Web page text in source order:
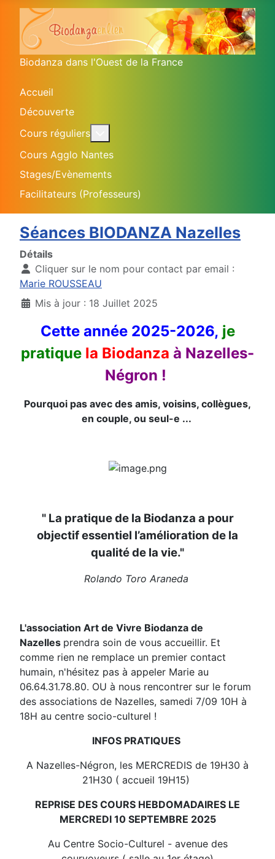
Biodanza dans l'Ouest de la France
Accueil
Découverte
Cours réguliers
Cours Agglo Nantes
Stages/Evènements
Facilitateurs (Professeurs)
Séances BIODANZA Nazelles
Détails
Cliquer sur le nom pour contact par email :
Marie ROUSSEAU
Mis à jour : 18 Juillet 2025
Cette année 2025-2026, je
pratique la Biodanza à Nazelles-
Négron !
Pourquoi pas avec des amis, voisins, collègues,
en couple, ou seul-e ...
" La pratique de la Biodanza a pour
objectif essentiel l’amélioration de la
qualité de la vie."
Rolando Toro Araneda
L'association Art de Vivre Biodanza de
Nazelles prendra soin de vous accueillir. Et
comme rien ne remplace un premier contact
humain, n'hésitez pas à appeler Marie au
06.64.31.78.80. OU à nous rencontrer sur le forum
des associations de Nazelles, samedi 7/09 10H à
18H au centre socio-culturel !
INFOS PRATIQUES
A Nazelles-Négron, les MERCREDIS de 19H30 à
21H30 ( accueil 19H15)
REPRISE DES COURS HEBDOMADAIRES LE
MERCREDI 10 SEPTEMBRE 2025
Au Centre Socio-Culturel - avenue des